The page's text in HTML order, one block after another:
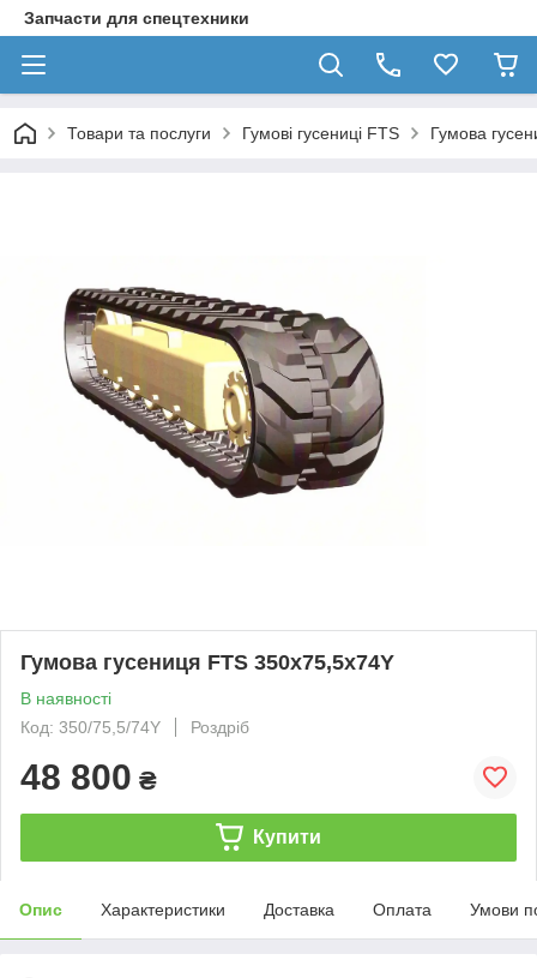
Запчасти для спецтехники
Товари та послуги Гумові гусениці FTS Гумова
Гумова гусениця FTS 350х75,5х74Y
В наявності
Код: 350/75,5/74Y
Роздріб
48 800 ₴
Купити
Опис Характеристики Доставка Оплата Умови